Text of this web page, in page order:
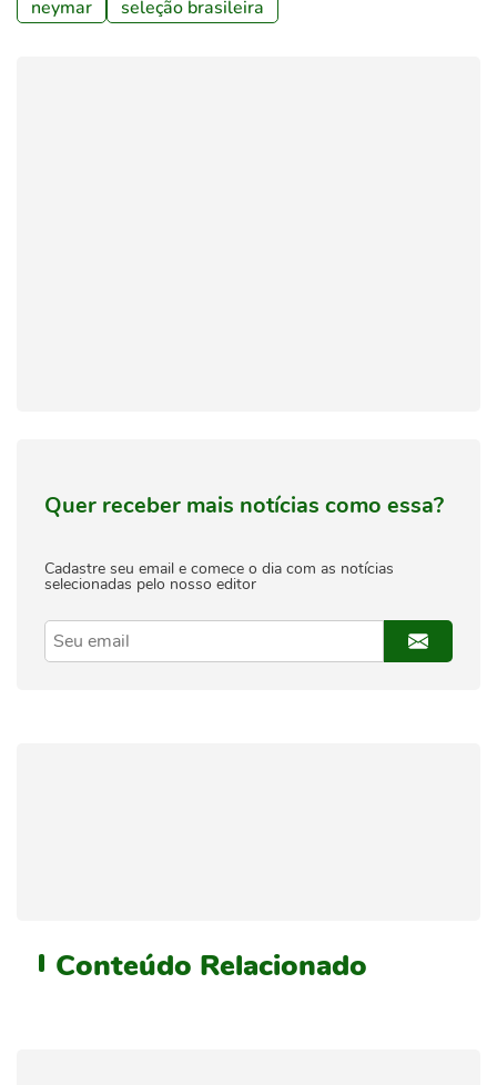
neymar seleção brasileira
Quer receber mais notícias como essa?
Cadastre seu email e comece o dia com as notícias
selecionadas pelo nosso editor
Conteúdo Relacionado